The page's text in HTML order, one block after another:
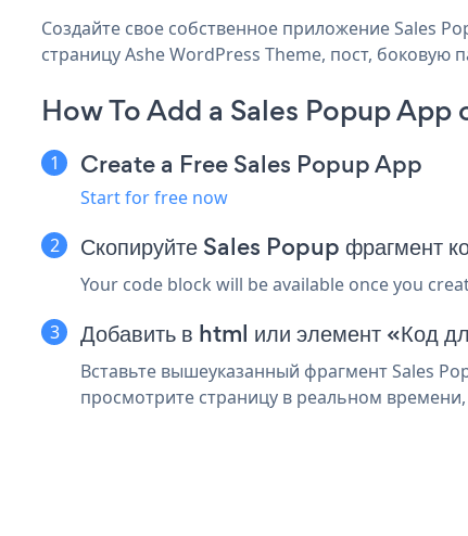
Создайте свое собственное приложение Sales
страницу Ashe WordPress Theme, пост, боковую
How To Add a Sales Popup App
Create a Free Sales Popup App
Start for free now
Скопируйте Sales Popup фрагмент
Your code block will be available once you
Добавить в html или элемент «Код
Вставьте вышеуказанный фрагмент Sales
просмотрите страницу в реальном